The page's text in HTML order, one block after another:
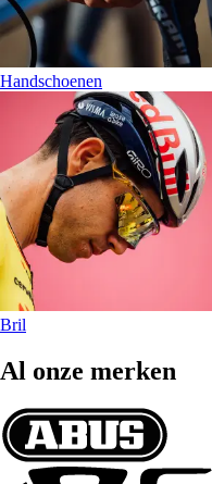
Handschoenen
Bril
Al onze merken